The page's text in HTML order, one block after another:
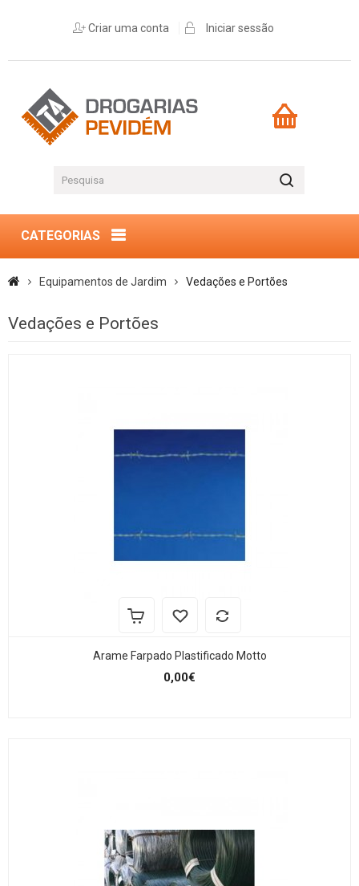
Criar uma conta Iniciar sessão
CATEGORIAS
Equipamentos de Jardim Vedações e Portões
Vedações e Portões
Arame Farpado Plastificado Motto
0,00€